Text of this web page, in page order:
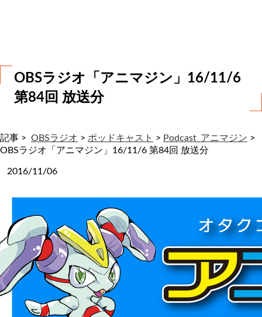
OBSラジオ「アニマジン」16/11/6
第84回 放送分
記事 > OBSラジオ > ポッドキャスト > Podcast_アニマジン >
OBSラジオ「アニマジン」16/11/6 第84回 放送分
2016/11/06